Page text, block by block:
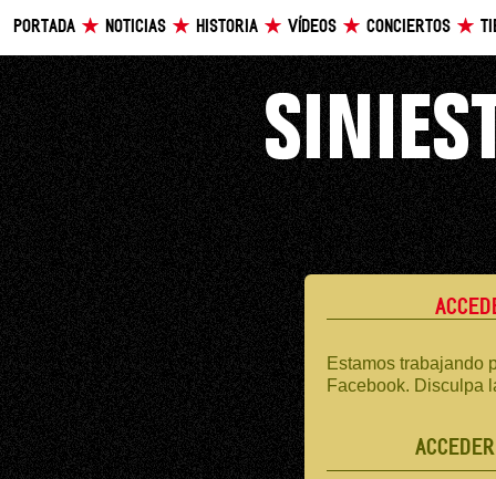
PORTADA NOTICIAS HISTORIA VÍDEOS CONCIERTOS
Estamos trabajando
Facebook. Disculpa